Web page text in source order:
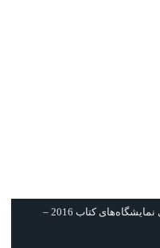
كاتالوگ‌های انجمن برای نمايشگاه‌های كتاب 2016 –